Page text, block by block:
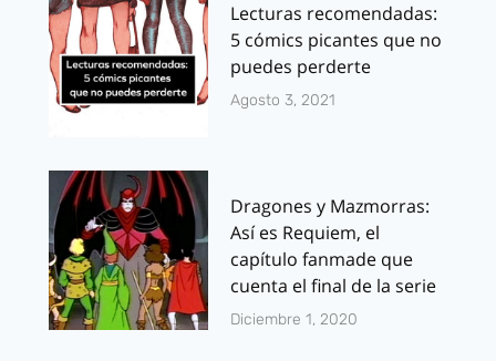
Lecturas recomendadas:
5 cómics picantes que no
puedes perderte
Agosto 3, 2021
Dragones y Mazmorras:
Así es Requiem, el
capítulo fanmade que
cuenta el final de la serie
Diciembre 1, 2020